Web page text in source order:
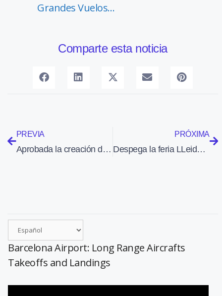
Grandes Vuelos…
Comparte esta noticia
PREVIA
Aprobada la creación del Colegio Oficial de Controladores de Tránsito Aéreo de España
PRÓXIMA
Despega la feria LLeidaAirChallenge, que cuenta con 110 expositores
Barcelona Airport: Long Range Aircrafts
Takeoffs and Landings